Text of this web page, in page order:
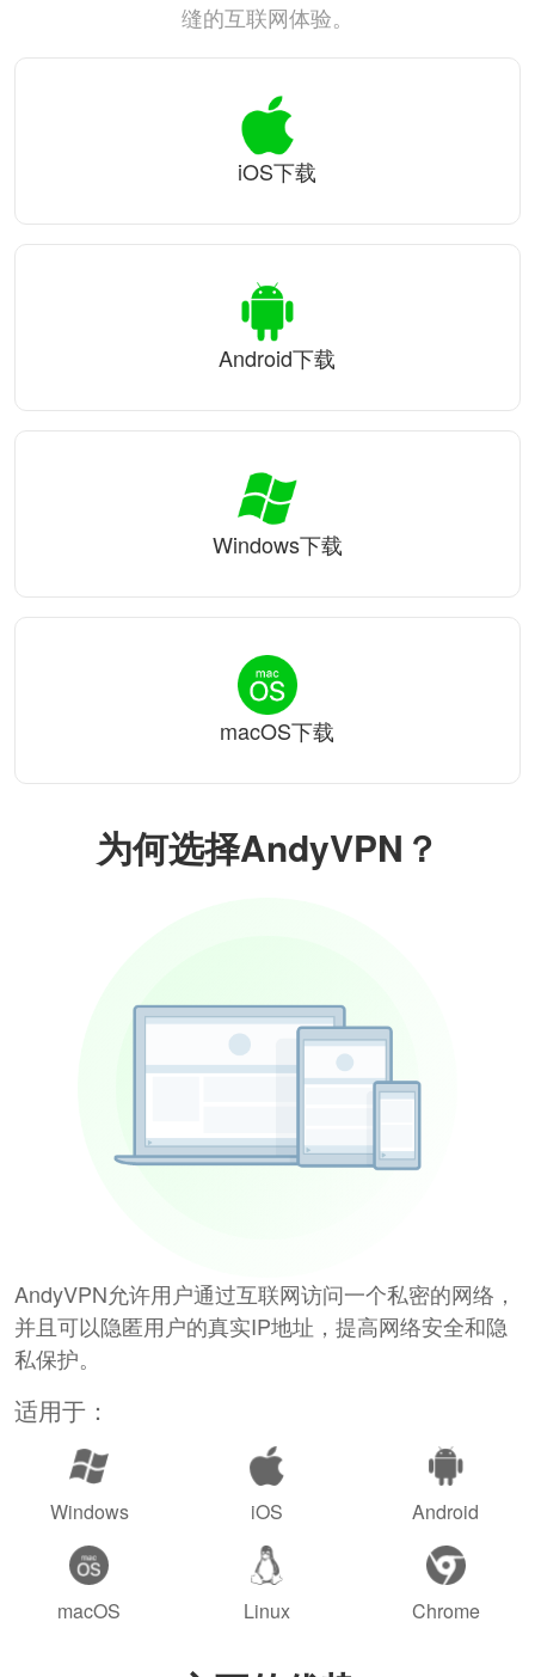
为何选择AndyVPN？
AndyVPN允许用户通过互联网访问一个私密的网络，
并且可以隐匿用户的真实IP地址，提高网络安全和隐
私保护。
适用于：
Windows iOS Android
macOS Linux Chrome
缝的互联网体验。
iOS下载
Android下载
Windows下载
macOS下载